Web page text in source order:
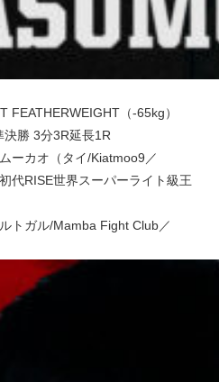
FEATHERWEIGHT（-65kg）
決勝 3分3R延長1R
ーカオ（タイ/Kiatmoo9／
代RISE世界スーパーライト級王
トガル/Mamba Fight Club／